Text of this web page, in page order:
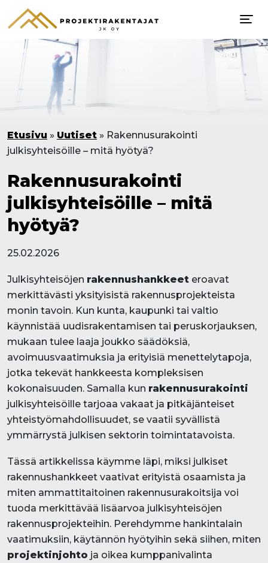
Etusivu » Uutiset » Rakennusurakointi
julkisyhteisöille – mitä hyötyä?
Rakennusurakointi
julkisyhteisöille – mitä
hyötyä?
25.02.2026
Julkisyhteisöjen rakennushankkeet eroavat
merkittävästi yksityisistä rakennusprojekteista
monin tavoin. Kun kunta, kaupunki tai valtio
käynnistää uudisrakentamisen tai peruskorjauksen,
mukaan tulee laaja joukko säädöksiä,
avoimuusvaatimuksia ja erityisiä menettelytapoja,
jotka tekevät hankkeesta kompleksisen
kokonaisuuden. Samalla kun rakennusurakointi
julkisyhteisöille tarjoaa vakaat ja pitkäjänteiset
yhteistyömahdollisuudet, se vaatii syvällistä
ymmärrystä julkisen sektorin toimintatavoista.
Tässä artikkelissa käymme läpi, miksi julkiset
rakennushankkeet vaativat erityistä osaamista ja
miten ammattitaitoinen rakennusurakoitsija voi
tuoda merkittävää lisäarvoa julkisyhteisöjen
rakennusprojekteihin. Perehdymme hankintalain
vaatimuksiin, käytännön hyötyihin sekä siihen, miten
projektinjohto ja oikea kumppanivalinta